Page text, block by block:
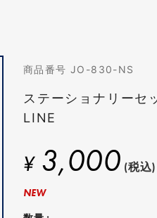
商品番号 JO-830-NS
ステーショナリーセ
LINE
¥ 3,000 (税込)
NEW